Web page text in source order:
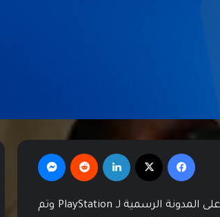
تم الكشف عن الألعاب المجانية لشهر اغسطس لمشتركي خدمة Plus على المدونة الرسمية لـ PlayStation وتم